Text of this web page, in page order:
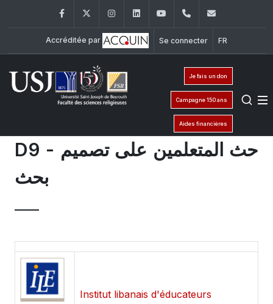
FacebookTwitter InstagramLinkedInYouTube+961 (1) 421 586
Accréditée par Se connecter FR
Je fais un don
Campagne 150 ans
Aides financières
D9 - حث المتعلمين على تصميم
بحث
Institut libanais d'éducateurs